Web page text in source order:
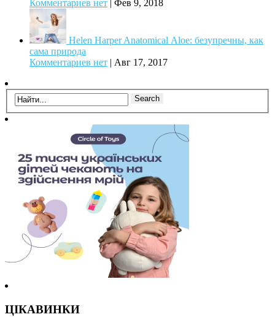
Комментариев нет Фев 9, 2018
Helen Harper Anatomical Аloe: безупречны, как
сама природа
Комментариев нет | Авг 17, 2017
ЦІКАВИНКИ